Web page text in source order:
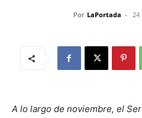
Por LaPortada - 24
A lo largo de noviembre, el